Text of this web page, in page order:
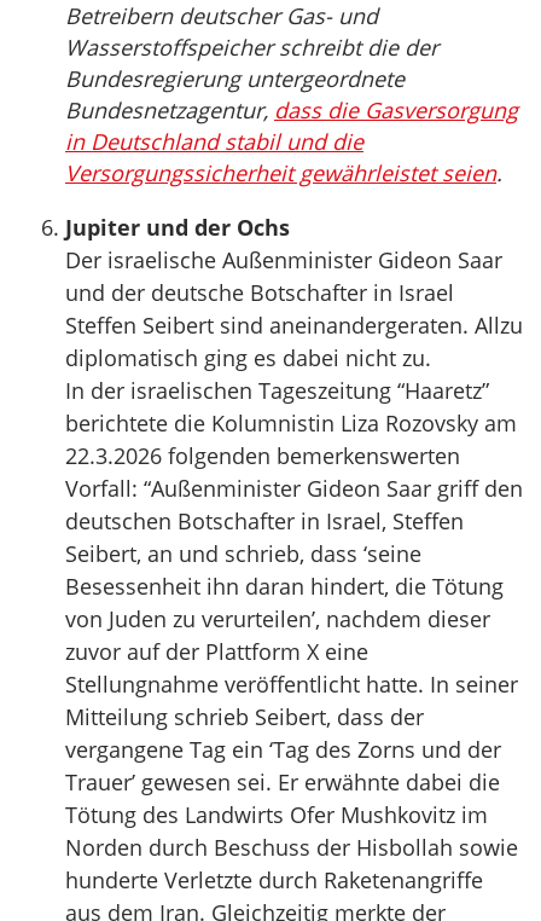
Betreibern deutscher Gas- und
Wasserstoffspeicher schreibt die der
Bundesregierung untergeordnete
Bundesnetzagentur, dass die Gasversorgung
in Deutschland stabil und die
Versorgungssicherheit gewährleistet seien.
Jupiter und der Ochs
Der israelische Außenminister Gideon Saar
und der deutsche Botschafter in Israel
Steffen Seibert sind aneinandergeraten. Allzu
diplomatisch ging es dabei nicht zu.
In der israelischen Tageszeitung “Haaretz”
berichtete die Kolumnistin Liza Rozovsky am
22.3.2026 folgenden bemerkenswerten
Vorfall: “Außenminister Gideon Saar griff den
deutschen Botschafter in Israel, Steffen
Seibert, an und schrieb, dass ‘seine
Besessenheit ihn daran hindert, die Tötung
von Juden zu verurteilen’, nachdem dieser
zuvor auf der Plattform X eine
Stellungnahme veröffentlicht hatte. In seiner
Mitteilung schrieb Seibert, dass der
vergangene Tag ein ‘Tag des Zorns und der
Trauer’ gewesen sei. Er erwähnte dabei die
Tötung des Landwirts Ofer Mushkovitz im
Norden durch Beschuss der Hisbollah sowie
hunderte Verletzte durch Raketenangriffe
aus dem Iran. Gleichzeitig merkte der